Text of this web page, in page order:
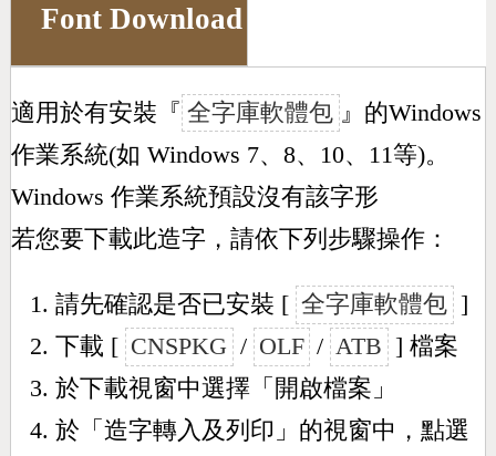
Font Download
適用於有安裝『 全字庫軟體包 』的Windows
作業系統(如 Windows 7、8、10、11等)。
Windows 作業系統預設沒有該字形
若您要下載此造字，請依下列步驟操作：
請先確認是否已安裝 [ 全字庫軟體包 ]
下載 [ CNSPKG / OLF / ATB ] 檔案
於下載視窗中選擇「開啟檔案」
於「造字轉入及列印」的視窗中，點選